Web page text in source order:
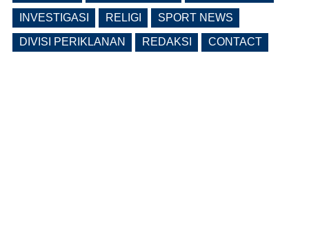
INVESTIGASI RELIGI SPORT NEWS
DIVISI PERIKLANAN REDAKSI CONTACT